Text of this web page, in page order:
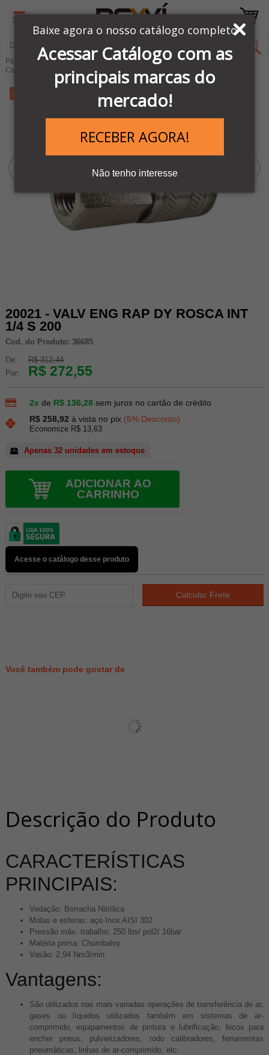
Baixe agora o nosso catálogo completo
Acessar Catálogo com as
principais marcas do
mercado!
RECEBER AGORA!
Não tenho interesse
Página Inicial
LINHA PNEUMÁTICA METAL WORK
Conexões Pneumáticas
-12%
20021 - VALV ENG RAP DY ROSCA INT
1/4 S 200
Cod. do Produto: 36685
De:
R$ 312,44
Por:
R$ 272,55
2x de R$ 136,28 sem juros no cartão de crédito
R$ 258,92 à vista no pix (5% Desconto)
Economize R$ 13,63
Apenas 32 unidades em estoque
ADICIONAR AO
CARRINHO
Acesse o catálogo desse produto
Você também pode gostar de
Descrição do Produto
CARACTERÍSTICAS
PRINCIPAIS:
Vedação: Borracha Nitrílica
Molas e esferas: aço Inox AISI 302
Pressão máx. trabalho: 250 lbs/ pol2/ 16bar
Matéria prima: Chumbaloy
Vasão: 2,94 Nm3/min
Vantagens:
São utilizados nas mais variadas operações de transferência de ar,
gases ou líquidos utilizados também em sistemas de ar-
comprimido, equipamentos de pintura e lubrificação, bicos para
encher pneus, pulverizadores, rodo calibradores, ferramentas
pneumáticas, linhas de ar-comprimido, etc.